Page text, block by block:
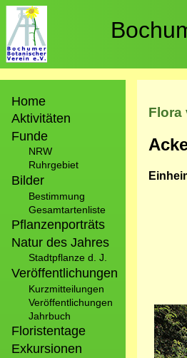
Direkt
zum
Inhalt
Home
Aktivitäten
Funde
NRW
Ruhrgebiet
Bilder
Bestimmung
Gesamtartenliste
Pflanzenporträts
Natur des Jahres
Stadtpflanze d. J.
Veröffentlichungen
Kurzmitteilungen
Veröffentlichungen
Jahrbuch
Floristentage
Exkursionen
Flora
Bild